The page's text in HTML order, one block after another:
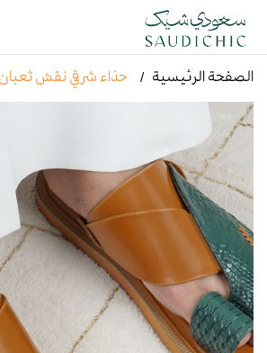
الصفحة الرئيسية حذاء شرقي نقش ثعبان